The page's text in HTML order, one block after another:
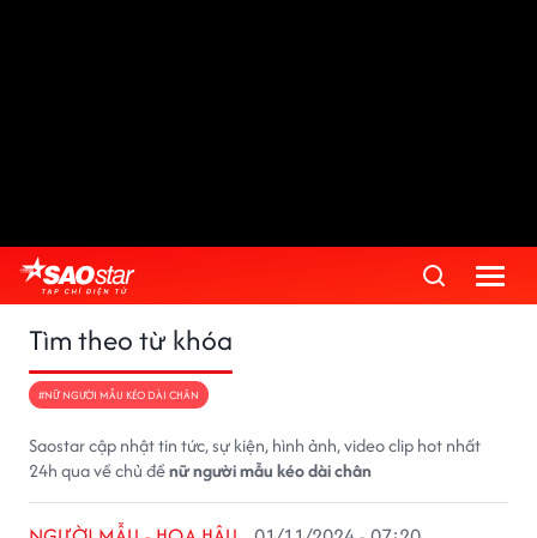
Tìm theo từ khóa
#NỮ NGƯỜI MẪU KÉO DÀI CHÂN
Saostar cập nhật tin tức, sự kiện, hình ảnh, video clip hot nhất
24h qua về chủ đềnữ người mẫu kéo dài chân